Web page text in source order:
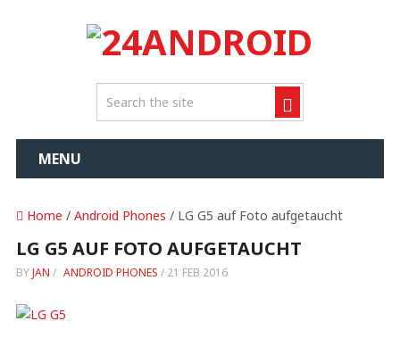
MENU
Home / Android Phones / LG G5 auf Foto aufgetaucht
LG G5 AUF FOTO AUFGETAUCHT
BYJAN / ANDROID PHONES / 21 FEB 2016